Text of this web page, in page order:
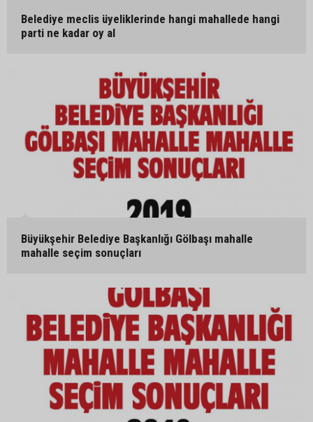
Belediye meclis üyeliklerinde hangi mahallede hangi
parti ne kadar oy al
Büyükşehir Belediye Başkanlığı Gölbaşı mahalle
mahalle seçim sonuçları